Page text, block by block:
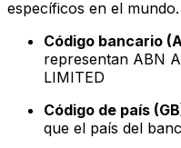
específicos en el mundo.
Código bancario
representan ABN
LIMITED
Código de país
que el país del